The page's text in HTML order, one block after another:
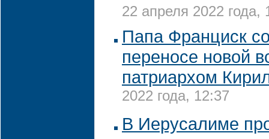
22 апреля 2022 года,
Папа Франциск
переносе новой
патриархом
2022 года, 12:37
В Иерусалиме